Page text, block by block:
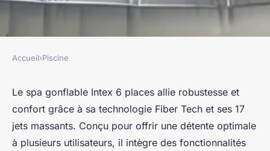
Spa gonflable intex 6 places :
confort et relaxation assurés
Léo•27 juin 2025•5 min de lecture
Accueil›Piscine
Le spa gonflable Intex 6 places allie robustesse et
confort grâce à sa technologie Fiber Tech et ses 17
jets massants. Conçu pour offrir une détente optimale
à plusieurs utilisateurs, il intègre des fonctionnalités